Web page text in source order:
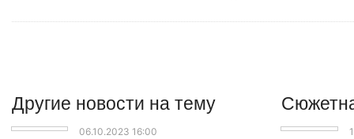
Другие новости на тему
06.10.2023 16:00